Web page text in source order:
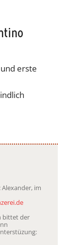
erste
im
bittet der